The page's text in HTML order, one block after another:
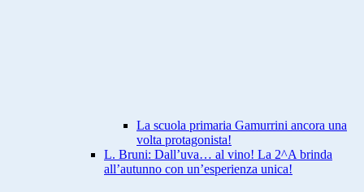
La scuola primaria Gamurrini ancora una
volta protagonista!
L. Bruni: Dall’uva… al vino! La 2^A brinda
all’autunno con un’esperienza unica!